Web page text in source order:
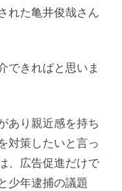
れた亀井俊哉さん
できればと思いま
あり親近感を持ち
対策したいと言っ
、広告促進だけで
少年逮捕の議題